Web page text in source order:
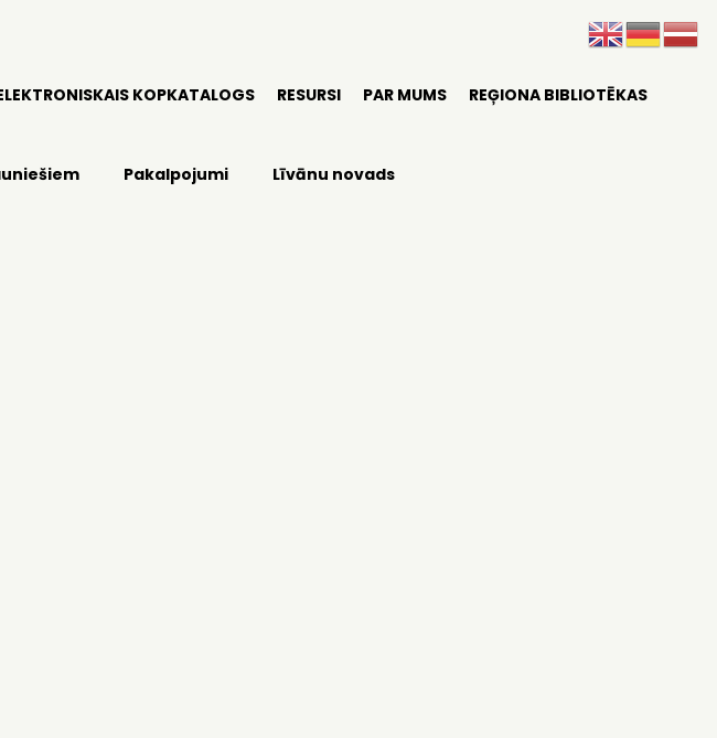
KOPKATALOGS RESURSI PAR MUMS REĢIONA BIBLIOTĒKAS
Pakalpojumi Līvānu novads